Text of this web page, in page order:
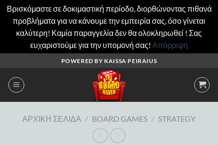
Βρισκόμαστε σε δοκιμαστική περίοδο, διορθώνοντας πιθανά
προβλήματα για να κάνουμε την εμπειρία σας, όσο γίνεται
καλύτερη! Καμία παραγγελία δεν θα ολοκληρωθεί ! Σας
ευχαριστούμε για την υπομονή σας! Απόρριψη
περιεχόμενο
POWERED BY KAISSA PEIRAIUS
ΑΡΧΙΚΉ ΣΕΛΊΔΑ / BOARD GAMES / STRATEGY